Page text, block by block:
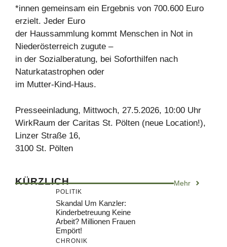
*innen gemeinsam ein Ergebnis von 700.600 Euro
erzielt. Jeder Euro
der Haussammlung kommt Menschen in Not in
Niederösterreich zugute –
in der Sozialberatung, bei Soforthilfen nach
Naturkatastrophen oder
im Mutter-Kind-Haus.
Presseeinladung, Mittwoch, 27.5.2026, 10:00 Uhr
WirkRaum der Caritas St. Pölten (neue Location!),
Linzer Straße 16,
3100 St. Pölten
KÜRZLICH Mehr
POLITIK
Skandal Um Kanzler:
Kinderbetreuung Keine
Arbeit? Millionen Frauen
Empört!
CHRONIK